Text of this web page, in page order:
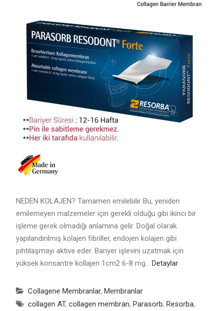
NEDEN KOLAJEN? Tamamen emilebilir Bu, yeniden
emilemeyen malzemeler için gerekli olduğu gibi ikinci bir
işleme gerek olmadığı anlamına gelir. Doğal olarak
yapılandırılmış kolajen fibriller, endojen kolajen gibi
pıhtılaşmayı aktive eder. Bariyer işlevini uzatmak için
yüksek konsantre kollajen 1cm2 6-8 mg… Detaylar
Collagene Membranlar, Membranlar
collagen AT, collagen membran, Parasorb, Resorba,